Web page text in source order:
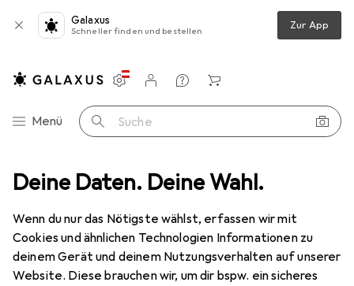
Deine Daten. Deine Wahl.
Wenn du nur das Nötigste wählst, erfassen wir mit
Cookies und ähnlichen Technologien Informationen zu
deinem Gerät und deinem Nutzungsverhalten auf unserer
Website. Diese brauchen wir, um dir bspw. ein sicheres
Galaxus
Schneller finden und bestellen Zur App
Navigation nach Kategorien
Menü Suche
Einstellungen
Kundenkonto
Vergleichslisten
Merklisten
Warenkorb